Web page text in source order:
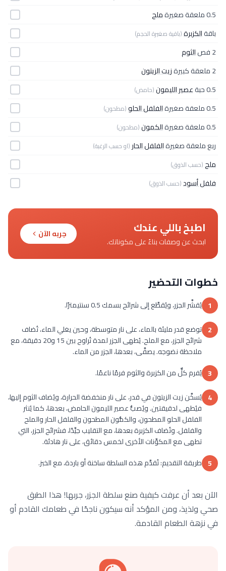
0.5 ملعقة صغيرة
ملح
باقةالكزبرة(باقية صغيرة الحجم)
2 فص
الثوم
2 ملعقة كبيرة
زيت الزيتون
0.5 حبة
عصير الليمون(حامض)
0.5 ملعقة صغيرة الفلفل الحلو(مطحون)
0.5 ملعقة صغيرة الكمون(مطحون)
ربع ملعقة صغيرةالفلفل الحار (او حسب الرغبة)
ملح(حسب الذوق)
فلفل أسود(حسب الذوق)
اطبخ باللي عندك
ابحث عن وصفات بناءً على مكوناتك.
جربه الآن
خطوات التحضير
1 يُقشَّر الجزر، ويُقطَّع إلى شرائح بسمك 0.5 سنتيمترًا.
2 توضع قدر مليئة بالماء، على نار متوسطة، وحين يغلي الماء، تُضاف
شرائح الجزر، مع الملح. يُطهى الجزر لمدة تُراوح بين 15 و20 دقيقة، مع
ملاحظة نضوجه. يصفَّى، بعدها، الجزر من الماء.
3 يُفرم كلٌّ من الكزبرة والثوم فرمًا ناعمًا.
4 يُسخَّن زيت الزيتون في قدر، على نار منخفضة الحرارة، ويُضاف الثوم إليها،
فيُطهى لدقيقتين. ويُصبُّ عصير الليمون الحامض، بعدها، كما يُنثر
الفلفل الحلو المطحون، والكمُّون المطحون والفلفل الحار والملح
والفلفل. وتُضاف الكزبرة بعدها، مع التقليب جيِّدًا، فشرائح الجزر، التي
تطهى مع المكوِّنات الأخرى لخمس دقائق، على نار هادئة.
5 طريقة التقديم: تُقدَّم هذه السلطة ساخنة أو باردة، مع الخبز.
الآن بعد أن عرفت كيفية صنع سلطة الجزر، جربها! هذا الطبق
صحي ولذيذ، ومن المؤكد أنه سيكون ناجحًا في طعامك القادم أو
في نزهة الطعام القادمة.